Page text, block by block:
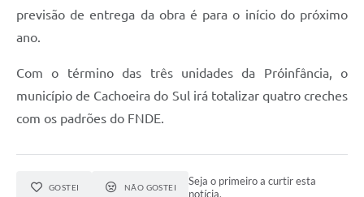
previsão de entrega da obra é para o início do próximo
ano.
Com o término das três unidades da Próinfância, o
município de Cachoeira do Sul irá totalizar quatro creches
com os padrões do FNDE.
GOSTEI NÃO GOSTEI
Seja o primeiro a curtir esta
notícia.